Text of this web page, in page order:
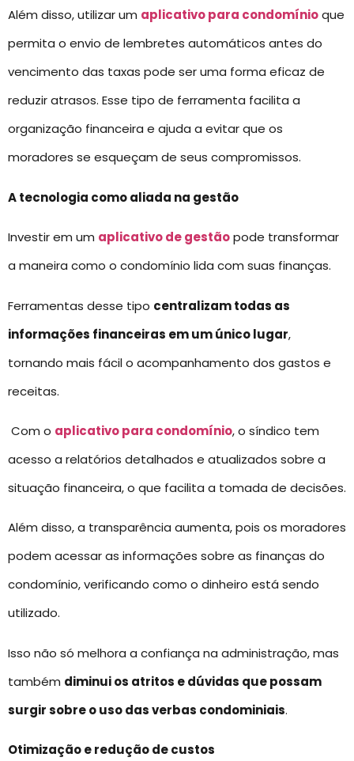
Além disso, utilizar um aplicativo para condomínioque
permita o envio de lembretes automáticos antes do
vencimento das taxas pode ser uma forma eficaz de
reduzir atrasos. Esse tipo de ferramenta facilita a
organização financeira e ajuda a evitar que os
moradores se esqueçam de seus compromissos.
A tecnologia como aliada na gestão
Investir em um aplicativo de gestãopode transformar
a maneira como o condomínio lida com suas finanças.
Ferramentas desse tipo centralizam todas as
informações financeiras em um único lugar,
tornando mais fácil o acompanhamento dos gastos e
receitas.
Com o aplicativo para condomínio, o síndico tem
acesso a relatórios detalhados e atualizados sobre a
situação financeira, o que facilita a tomada de decisões.
Além disso, a transparência aumenta, pois os moradores
podem acessar as informações sobre as finanças do
condomínio, verificando como o dinheiro está sendo
utilizado.
Isso não só melhora a confiança na administração, mas
também diminui os atritos e dúvidas que possam
surgir sobre o uso das verbas condominiais.
Otimização e redução de custos